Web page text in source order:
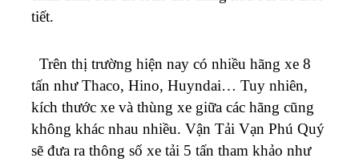
tiết.
Trên thị trường hiện nay có nhiều hãng xe 8
tấn như Thaco, Hino, Huyndai… Tuy nhiên,
kích thước xe và thùng xe giữa các hãng cũng
không khác nhau nhiều. Vận Tải Vạn Phú Quý
sẽ đưa ra thông số xe tải 5 tấn tham khảo như